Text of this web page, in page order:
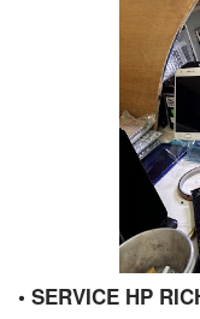
• SERVICE HP